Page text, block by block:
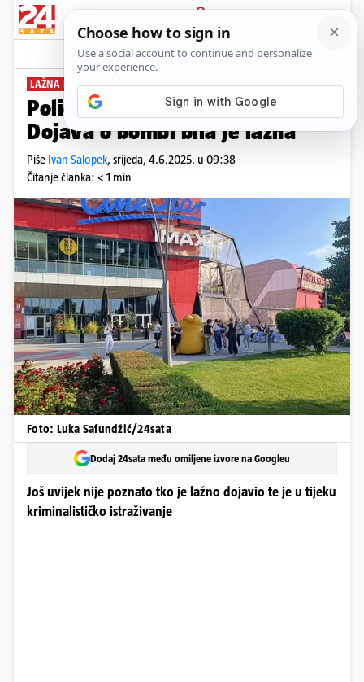
PRIJAVA
News Komentari
LAŽNA DOJAVA
Policija o evakuaciji Arene:
Dojava o bombi bila je lažna
Piše Ivan Salopek, srijeda, 4.6.2025. u 09:38
Čitanje članka: < 1 min
Foto: Luka Safundžić/24sata
Dodaj 24sata među omiljene izvore na Googleu
Još uvijek nije poznato tko je lažno dojavio te je u tijeku
kriminalističko istraživanje